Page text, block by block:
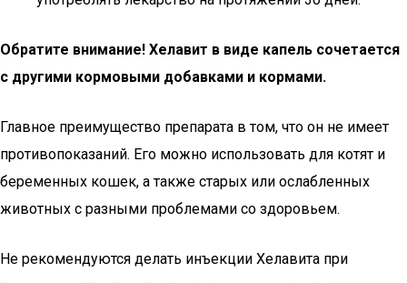
Обратите внимание! Хелавит в виде капель сочетается
с другими кормовыми добавками и кормами.
Главное преимущество препарата в том, что он не имеет
противопоказаний. Его можно использовать для котят и
беременных кошек, а также старых или ослабленных
животных с разными проблемами со здоровьем.
Не рекомендуются делать инъекции Хелавита при